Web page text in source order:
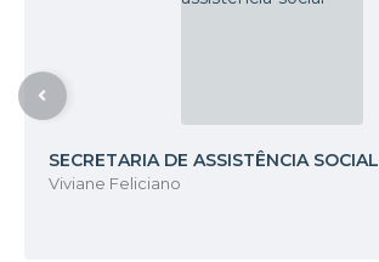
SECRETARIA DE ASSISTÊNCIA SOCIAL
Viviane Feliciano